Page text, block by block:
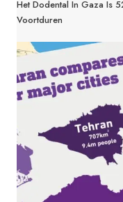
Het Dodental In Gaza Is
Voortduren